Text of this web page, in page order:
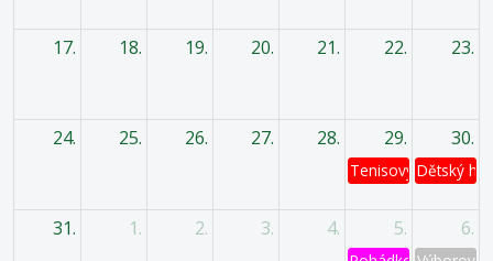
17. 18. 19. 20. 21. 22. 23.
24. 25. 26. 27. 28. 29.
Tenisový turnaj
30.
Dětský
31. 1. 2. 3. 4. 5. 6.